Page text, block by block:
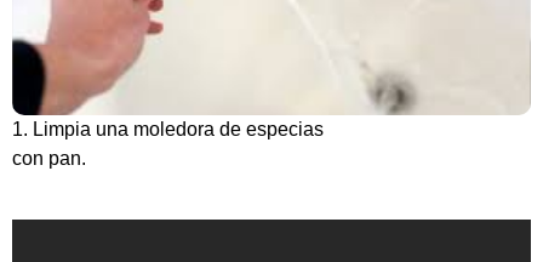
1. Limpia una moledora de especias
con pan.